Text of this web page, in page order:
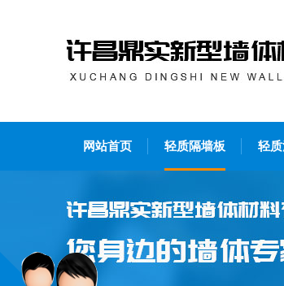
网站首页 轻质隔墙板 轻